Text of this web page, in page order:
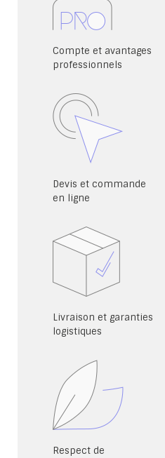
Compte et avantages
professionnels
Devis et commande
en ligne
Livraison et garanties
logistiques
Respect de